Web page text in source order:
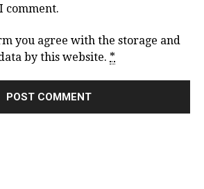
comment.
you agree with the storage and
by this website. *